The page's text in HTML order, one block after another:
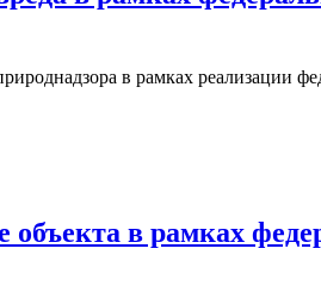
в рамках реализации
в рамках